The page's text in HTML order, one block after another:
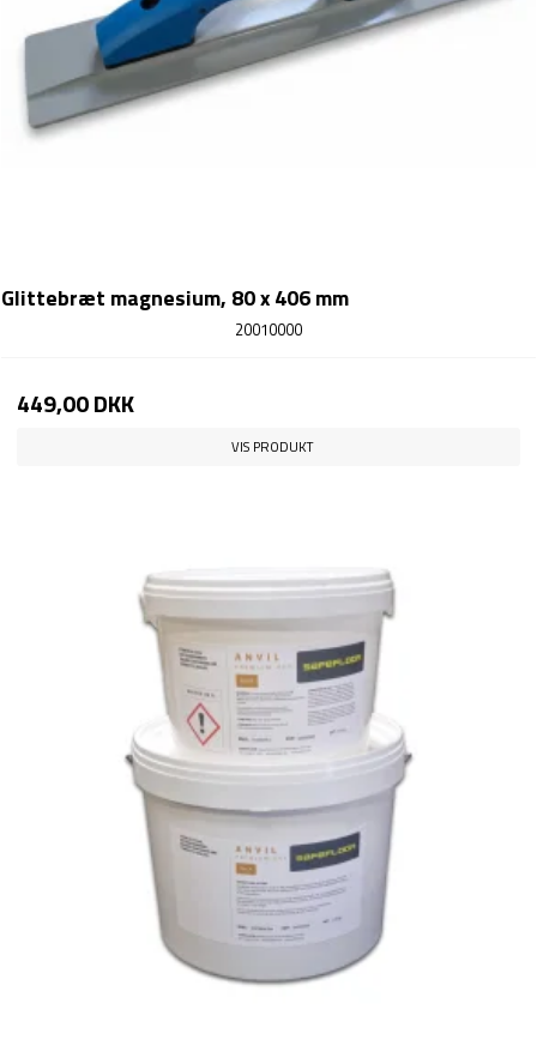
Glittebræt magnesium, 80 x 406 mm
20010000
449,00 DKK
VIS PRODUKT